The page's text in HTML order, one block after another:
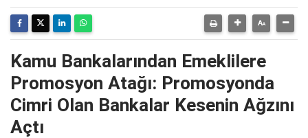
Kamu Bankalarından Emeklilere
Promosyon Atağı: Promosyonda
Cimri Olan Bankalar Kesenin Ağzını
Açtı